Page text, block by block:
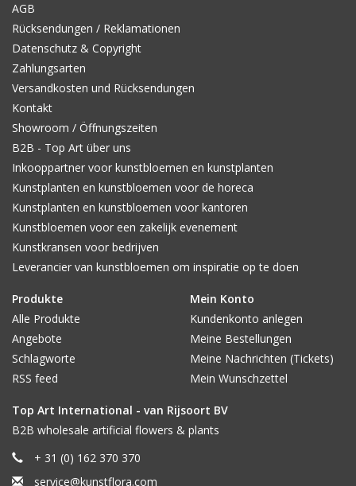
AGB
Rücksendungen / Reklamationen
Datenschutz & Copyright
Zahlungsarten
Versandkosten und Rücksendungen
Kontakt
Showroom / Öffnungszeiten
B2B - Top Art über uns
Inkooppartner voor kunstbloemen en kunstplanten
Kunstplanten en kunstbloemen voor de horeca
Kunstplanten en kunstbloemen voor kantoren
Kunstbloemen voor een zakelijk evenement
Kunstkransen voor bedrijven
Leverancier van kunstbloemen om inspiratie op te doen
Produkte
Alle Produkte
Angebote
Schlagworte
RSS feed
Mein Konto
Kundenkonto anlegen
Meine Bestellungen
Meine Nachrichten (Tickets)
Mein Wunschzettel
Top Art International - van Rijsoort BV
B2B wholesale artificial flowers & plants
+ 31 (0) 162 370 370
service@kunstflora.com